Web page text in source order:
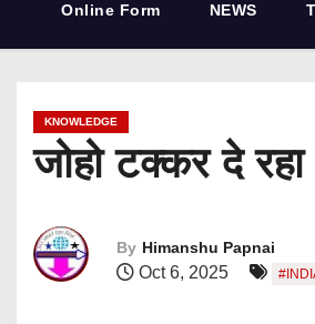
Online Form NEWS
KNOWLEDGE
जोहो टक्कर दे
By Himanshu Papnai
Oct 6, 2025